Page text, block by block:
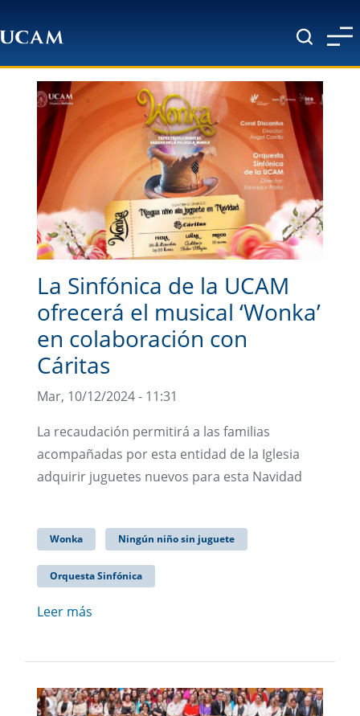
La Sinfónica de la UCAM
ofrecerá el musical ‘Wonka’
en colaboración con
Cáritas
Mar, 10/12/2024 - 11:31
La recaudación permitirá a las familias
acompañadas por esta entidad de la Iglesia
adquirir juguetes nuevos para esta Navidad
Wonka Ningún niño sin juguete
Orquesta Sinfónica
Leer más